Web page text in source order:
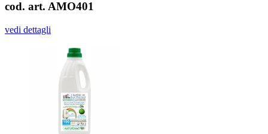
cod. art. AMO401
vedi dettagli